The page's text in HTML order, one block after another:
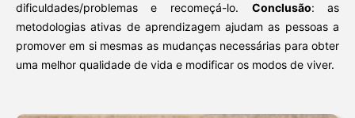
dificuldades/problemas e recomeçá-lo. Conclusão: as
metodologias ativas de aprendizagem ajudam as pessoas a
promover em si mesmas as mudanças necessárias para obter
uma melhor qualidade de vida e modificar os modos de viver.